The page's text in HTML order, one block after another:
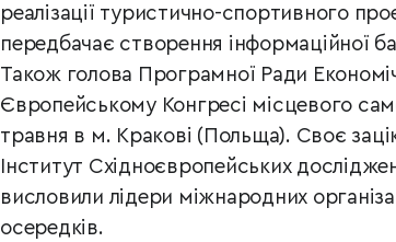
реалізації туристично-спортивного
передбачає створення інформаційної
Також голова Програмної Ради
Європейському Конгресі місцевого
травня в м. Кракові (Польща). Своє
Інститут Східноєвропейських
висловили лідери міжнародних
осередків.